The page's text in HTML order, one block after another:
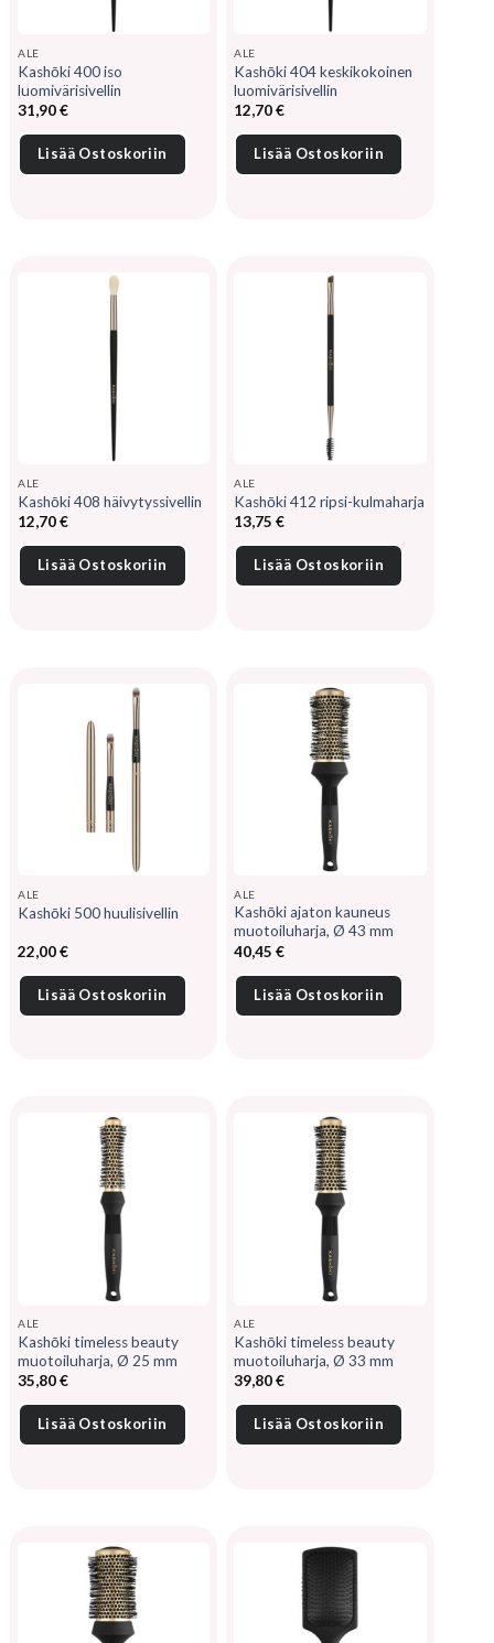
ALE
Kashōki 400 iso
luomivärisivellin
31,90€
Lisää Ostoskoriin
ALE
Kashōki 404 keskikokoinen
luomivärisivellin
12,70€
Lisää Ostoskoriin
ALE
Kashōki 408 häivytyssivellin
12,70€
Lisää Ostoskoriin
ALE
Kashōki 412 ripsi-kulmaharja
13,75€
Lisää Ostoskoriin
ALE
Kashōki 500 huulisivellin
22,00€
Lisää Ostoskoriin
ALE
Kashōki ajaton kauneus
muotoiluharja, Ø 43 mm
40,45€
Lisää Ostoskoriin
ALE
Kashōki timeless beauty
muotoiluharja, Ø 25 mm
35,80€
Lisää Ostoskoriin
ALE
Kashōki timeless beauty
muotoiluharja, Ø 33 mm
39,80€
Lisää Ostoskoriin